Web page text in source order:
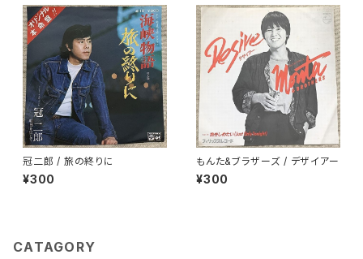
冠二郎 / 旅の終りに
¥300
もんた&ブラザーズ / デザイアー
¥300
CATAGORY